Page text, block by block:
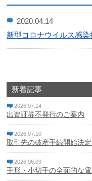
成協友の
採用情報
成協イン
2020.04.14
新型コロナウイルス感
新着記事
2026.07.14
出資証券不発行のご案内
2026.07.10
取引先の破産手続開始決
2026.06.09
手形・小切手の全面的な